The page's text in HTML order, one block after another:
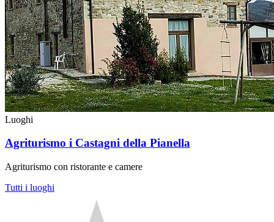
Luoghi
Agriturismo i Castagni della Pianella
Agriturismo con ristorante e camere
Tutti i luoghi